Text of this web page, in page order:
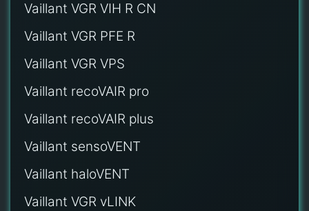
Vaillant VGR VIH R CN
Vaillant VGR PFE R
Vaillant VGR VPS
Vaillant recoVAIR pro
Vaillant recoVAIR plus
Vaillant sensoVENT
Vaillant haloVENT
Vaillant VGR vLINK